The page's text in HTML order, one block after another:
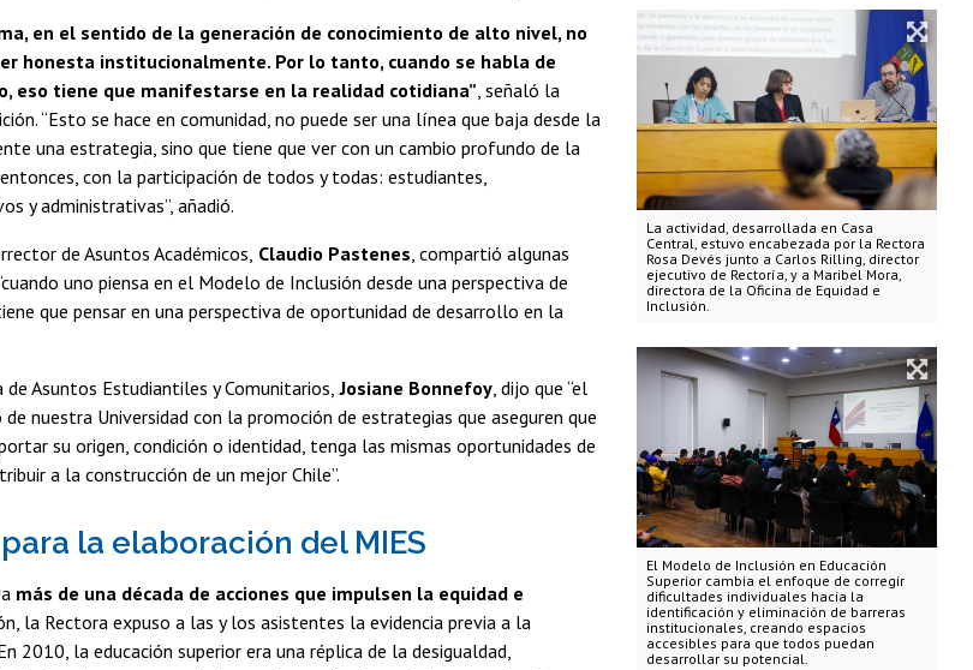
La actividad, desarrollada en Casa
Central, estuvo encabezada por la Rectora
Rosa Devés junto a Carlos Rilling, director
ejecutivo de Rectoría, y a Maribel Mora,
directora de la Oficina de Equidad e
Inclusión.
El Modelo de Inclusión en Educación
Superior cambia el enfoque de corregir
dificultades individuales hacia la
identificación y eliminación de barreras
institucionales, creando espacios
accesibles para que todos puedan
desarrollar su potencial.
en el sentido de la generación de conocimiento de alto nivel, no
honesta institucionalmente. Por lo tanto, cuando se habla de
eso tiene que manifestarse en la realidad cotidiana” , señaló la
“Esto se hace en comunidad, no puede ser una línea que baja desde la
una estrategia, sino que tiene que ver con un cambio profundo de la
con la participación de todos y todas: estudiantes,
y administrativas”, añadió.
de Asuntos Académicos, Claudio Pastenes , compartió algunas
uno piensa en el Modelo de Inclusión desde una perspectiva de
que pensar en una perspectiva de oportunidad de desarrollo en la
Asuntos Estudiantiles y Comunitarios, Josiane Bonnefoy , dijo que “el
nuestra Universidad con la promoción de estrategias que aseguren que
su origen, condición o identidad, tenga las mismas oportunidades de
a la construcción de un mejor Chile”.
la elaboración del MIES
más de una década de acciones que impulsen la equidad e
la Rectora expuso a las y los asistentes la evidencia previa a la
2010, la educación superior era una réplica de la desigualdad,